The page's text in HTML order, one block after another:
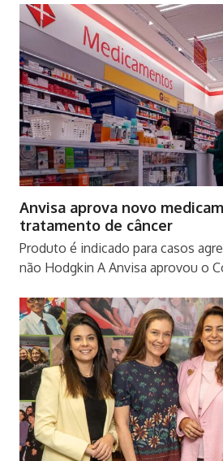
Anvisa aprova novo
tratamento de câncer
Produto é indicado para casos
não Hodgkin A Anvisa aprovou o